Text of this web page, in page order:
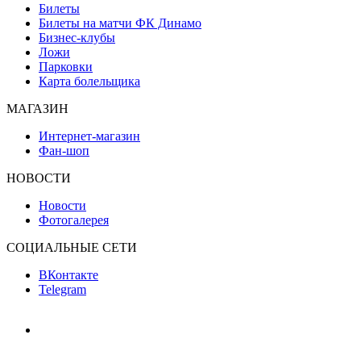
Билеты
Билеты на матчи ФК Динамо
Бизнес-клубы
Ложи
Парковки
Карта болельщика
МАГАЗИН
Интернет-магазин
Фан-шоп
НОВОСТИ
Новости
Фотогалерея
СОЦИАЛЬНЫЕ СЕТИ
ВКонтакте
Telegram